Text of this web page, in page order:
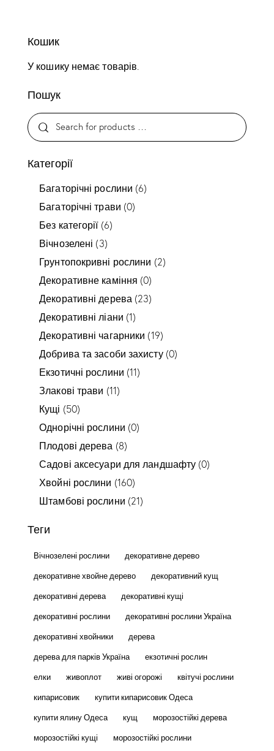
Кошик
У кошику немає товарів.
Пошук
Категорії
Багаторічні рослини (6)
Багаторічні трави (0)
Без категорії (6)
Вічнозелені (3)
Грунтопокривні рослини (2)
Декоративне каміння (0)
Декоративні дерева (23)
Декоративні ліани (1)
Декоративні чагарники (19)
Добрива та засоби захисту (0)
Екзотичні рослини (11)
Злакові трави (11)
Кущі (50)
Однорічні рослини (0)
Плодові дерева (8)
Садові аксесуари для ландшафту (0)
Хвойні рослини (160)
Штамбові рослини (21)
Теги
Вічнозелені рослини
декоративне дерево
декоративне хвойне дерево
декоративний кущ
декоративні дерева
декоративні кущі
декоративні рослини
декоративні рослини Україна
декоративні хвойники
дерева
дерева для парків Україна
екзотичні рослин
елки
живоплот живі огорожі
квітучі рослини
кипарисовик
купити кипарисовик Одеса
купити ялину Одеса
кущ
морозостійкі дерева
морозостійкі кущі
морозостійкі рослини